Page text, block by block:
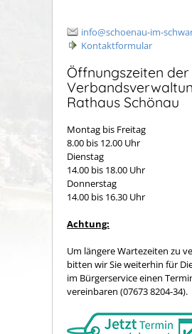
info@schoenau-im-
Kontaktformular
Öffnungszeiten der
Rathaus Schönau
Montag bis Freitag
8.00 bis 12.00 Uhr
Dienstag
14.00 bis 18.00 Uhr
Donnerstag
14.00 bis 16.30 Uhr
Achtung:
Um längere Wartezeiten zu
bitten wir Sie weiterhin für
im Bürgerservice einen
vereinbaren (07673 8204-34).